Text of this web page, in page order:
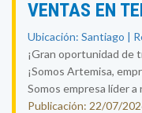
VENTAS EN
Ubicación: Santiago |
¡Gran oportunidad de
¡Somos Artemisa,
Somos empresa líder a
Publicación: 22/07/